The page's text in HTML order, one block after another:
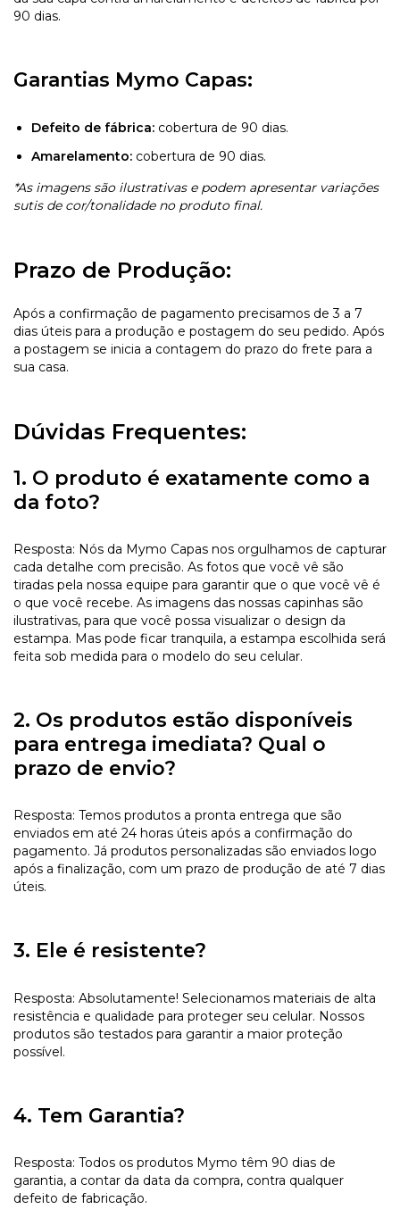
90 dias.
Garantias Mymo Capas:
Defeito de fábrica: cobertura de 90 dias.
Amarelamento: cobertura de 90 dias.
*As imagens são ilustrativas e podem apresentar variações
sutis de cor/tonalidade no produto final.
Prazo de Produção:
Após a confirmação de pagamento precisamos de 3 a 7
dias úteis para a produção e postagem do seu pedido. Após
a postagem se inicia a contagem do prazo do frete para a
sua casa.
Dúvidas Frequentes:
1. O produto é exatamente como a
da foto?
Resposta: Nós da Mymo Capas nos orgulhamos de capturar
cada detalhe com precisão. As fotos que você vê são
tiradas pela nossa equipe para garantir que o que você vê é
o que você recebe. As imagens das nossas capinhas são
ilustrativas, para que você possa visualizar o design da
estampa. Mas pode ficar tranquila, a estampa escolhida será
feita sob medida para o modelo do seu celular.
2. Os produtos estão disponíveis
para entrega imediata? Qual o
prazo de envio?
Resposta: Temos produtos a pronta entrega que são
enviados em até 24 horas úteis após a confirmação do
pagamento. Já produtos personalizadas são enviados logo
após a finalização, com um prazo de produção de até 7 dias
úteis.
3. Ele é resistente?
Resposta: Absolutamente! Selecionamos materiais de alta
resistência e qualidade para proteger seu celular. Nossos
produtos são testados para garantir a maior proteção
possível.
4. Tem Garantia?
Resposta: Todos os produtos Mymo têm 90 dias de
garantia, a contar da data da compra, contra qualquer
defeito de fabricação.